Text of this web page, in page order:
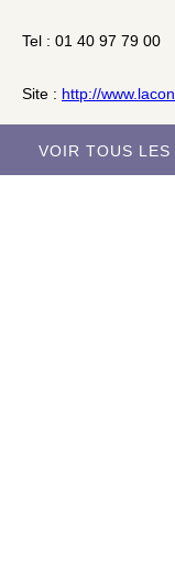
Tel : 01 40 97 79 00
Site : http://
VOIR TOUS LES